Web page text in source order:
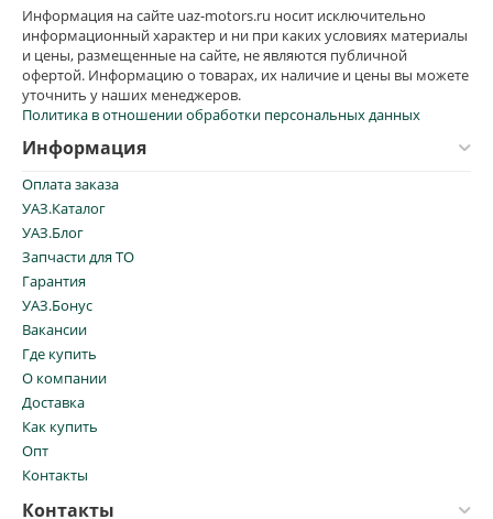
Информация на сайте uaz-motors.ru носит исключительно
информационный характер и ни при каких условиях материалы
и цены, размещенные на сайте, не являются публичной
офертой. Информацию о товарах, их наличие и цены вы можете
уточнить у наших менеджеров.
Политика в отношении обработки персональных данных
Информация
Оплата заказа
УАЗ.Каталог
УАЗ.Блог
Запчасти для ТО
Гарантия
УАЗ.Бонус
Вакансии
Где купить
О компании
Доставка
Как купить
Опт
Контакты
Контакты